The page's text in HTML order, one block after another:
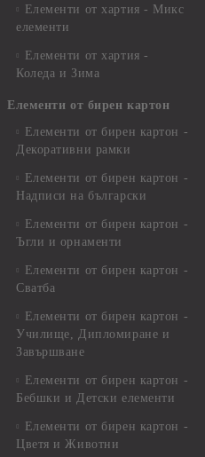
Елементи от хартия - Микс
елементи
Елементи от хартия -
Коледа и Зима
Елементи от бирен картон
Елементи от бирен картон -
Декоративни рамки
Елементи от бирен картон -
Надписи на български
Елементи от бирен картон -
Ъгли и орнаменти
Елементи от бирен картон -
Сватба
Елементи от бирен картон -
Училище, Дипломиране и
Завършване
Елементи от бирен картон -
Бебшки и Детски елементи
Елементи от бирен картон -
Цветя и Животни